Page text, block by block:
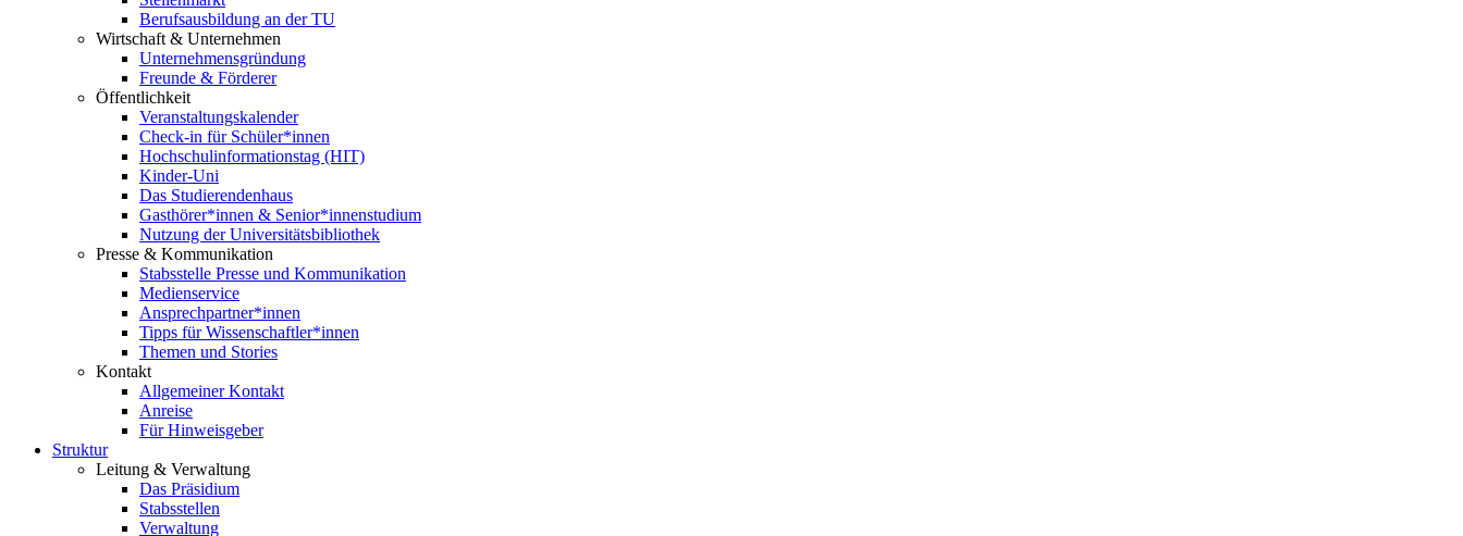
Berufsausbildung an der TU
Wirtschaft & Unternehmen
Unternehmensgründung
Freunde & Förderer
Öffentlichkeit
Veranstaltungskalender
Check-in für Schüler*innen
Hochschulinformationstag (HIT)
Kinder-Uni
Das Studierendenhaus
Gasthörer*innen & Senior*innenstudium
Nutzung der Universitätsbibliothek
Presse & Kommunikation
Stabsstelle Presse und Kommunikation
Medienservice
Ansprechpartner*innen
Tipps für Wissenschaftler*innen
Themen und Stories
Kontakt
Allgemeiner Kontakt
Anreise
Für Hinweisgeber
Struktur
Leitung & Verwaltung
Das Präsidium
Stabsstellen
Verwaltung